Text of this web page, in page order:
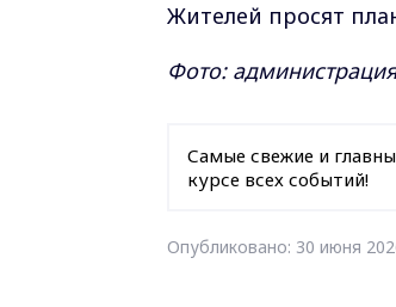
Жителей просят
Фото:
Самые свежие и
курсе всех событий!
Опубликовано: 30 июня